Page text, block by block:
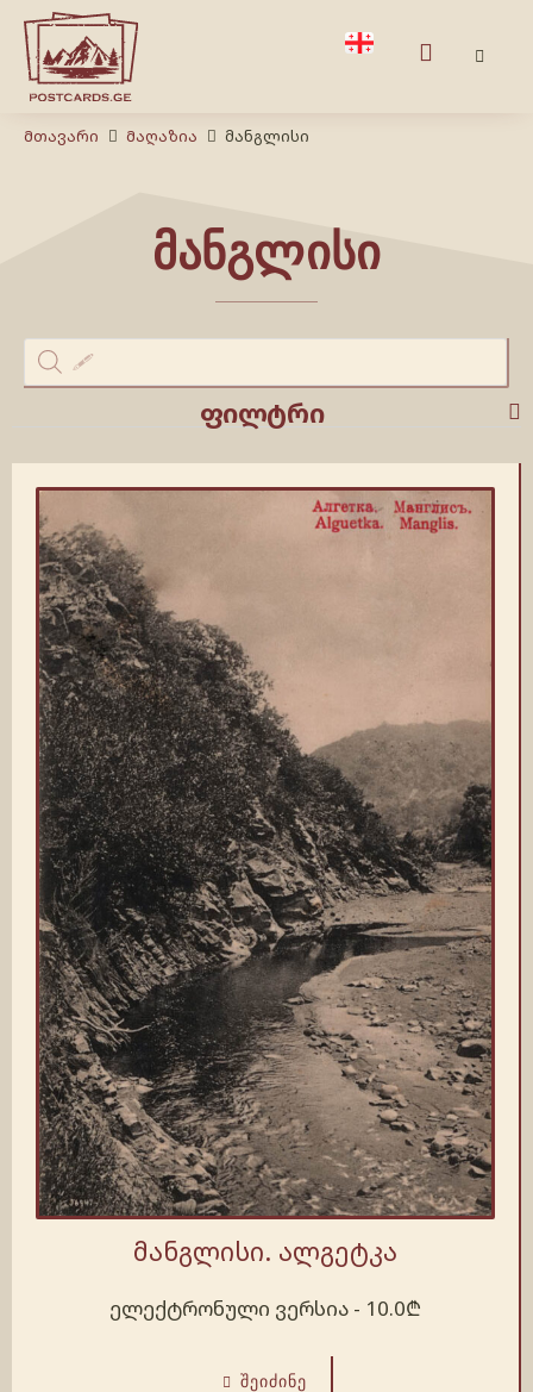
Მთავარი Მაღაზია მანგლისი
მანგლისი
ფილტრი
მანგლისი. ალგეტკა
ელექტრონული ვერსია - 10.0₾
ᲨᲔᲘᲫᲘᲜᲔ